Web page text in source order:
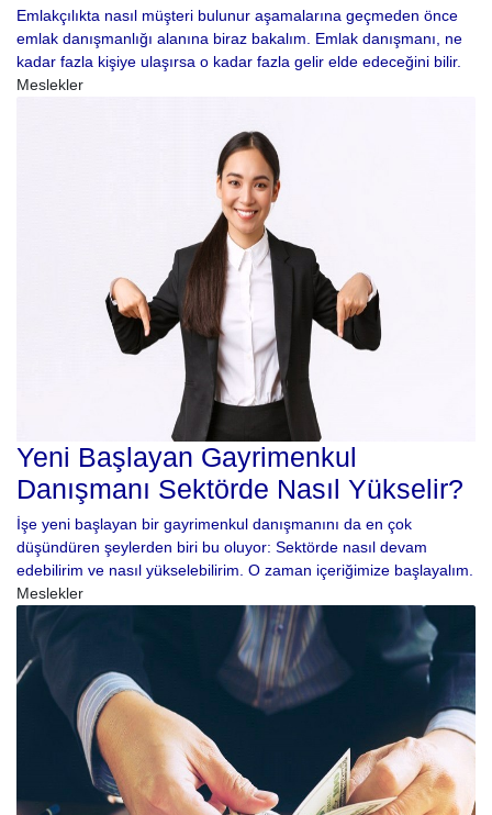
Emlakçılıkta nasıl müşteri bulunur aşamalarına geçmeden önce
emlak danışmanlığı alanına biraz bakalım. Emlak danışmanı, ne
kadar fazla kişiye ulaşırsa o kadar fazla gelir elde edeceğini bilir.
Meslekler
Yeni Başlayan Gayrimenkul
Danışmanı Sektörde Nasıl Yükselir?
İşe yeni başlayan bir gayrimenkul danışmanını da en çok
düşündüren şeylerden biri bu oluyor: Sektörde nasıl devam
edebilirim ve nasıl yükselebilirim. O zaman içeriğimize başlayalım.
Meslekler